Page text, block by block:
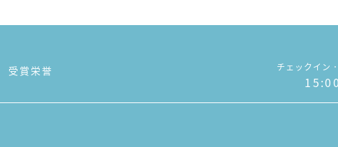
受賞栄誉 チェックイン
15:00